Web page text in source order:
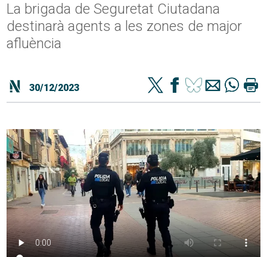
La brigada de Seguretat Ciutadana
destinarà agents a les zones de major
afluència
30/12/2023